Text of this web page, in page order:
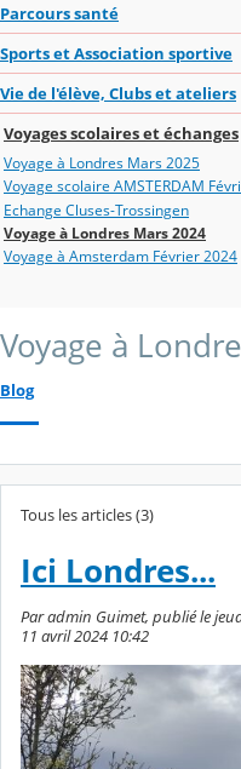
Parcours santé
Sports et Association sportive
Vie de l'élève, Clubs et ateliers
Voyages scolaires et échanges
Voyage à Londres Mars 2025
Voyage scolaire AMSTERDAM
Echange Cluses-Trossingen
Voyage à Londres Mars 2024
Voyage à Amsterdam Février 2024
Voyage à
Blog
Tous les articles (3)
Ici Londres...
Par admin Guimet, publié le
11 avril 2024 10:42